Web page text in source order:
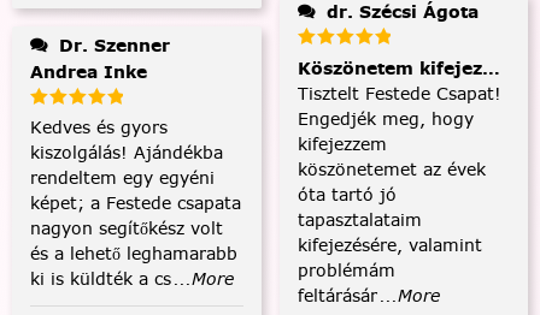
Andrea Inke
Kedves és gyors
kiszolgálás! Ajándékba
rendeltem egy egyéni
képet; a Festede csapata
nagyon segítőkész volt
és a lehető leghamarabb
ki is küldték a cs...More
dr. Szécsi Ágota
Köszönetem kifejezése
Tisztelt Festede Csapat!
Engedjék meg, hogy
kifejezzem
köszönetemet az évek
óta tartó jó
tapasztalataim
kifejezésére, valamint
problémám
feltárásár...More